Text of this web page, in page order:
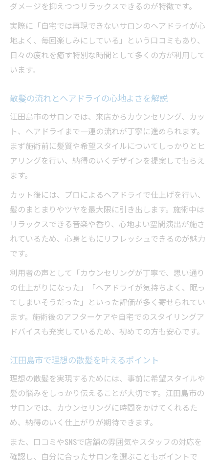
ダメージを抑えつつリラックスできるのが特徴です。
実際に「自宅では再現できないサロンのヘアドライが心
地よく、毎回楽しみにしている」という口コミもあり、
日々の疲れを癒す特別な時間として多くの方が利用して
います。
散髪の流れとヘアドライの心地よさを解説
江田島市のサロンでは、来店からカウンセリング、カッ
ト、ヘアドライまで一連の流れが丁寧に進められます。
まず施術前に髪質や希望スタイルについてしっかりとヒ
アリングを行い、納得のいくデザインを提案してもらえ
ます。
カット後には、プロによるヘアドライで仕上げを行い、
髪のまとまりやツヤを最大限に引き出します。施術中は
リラックスできる音楽や香り、心地よい空間演出が施さ
れているため、心身ともにリフレッシュできるのが魅力
です。
利用者の声として「カウンセリングが丁寧で、思い通り
の仕上がりになった」「ヘアドライが気持ちよく、眠っ
てしまいそうだった」といった評価が多く寄せられてい
ます。施術後のアフターケアや自宅でのスタイリングア
ドバイスも充実しているため、初めての方も安心です。
江田島市で理想の散髪を叶えるポイント
理想の散髪を実現するためには、事前に希望スタイルや
髪の悩みをしっかり伝えることが大切です。江田島市の
サロンでは、カウンセリングに時間をかけてくれるた
め、納得のいく仕上がりが期待できます。
また、口コミやSNSで店舗の雰囲気やスタッフの対応を
確認し、自分に合ったサロンを選ぶこともポイントで